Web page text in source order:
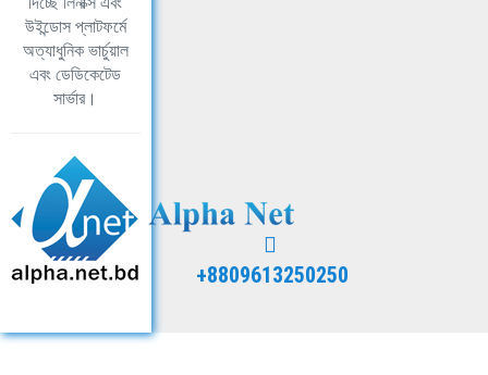
উইন্ডোস প্লাটফর্মে
অত্যাধুনিক ভার্চুয়াল
এবং ডেডিকেটেড
সার্ভার।
+8809613250250